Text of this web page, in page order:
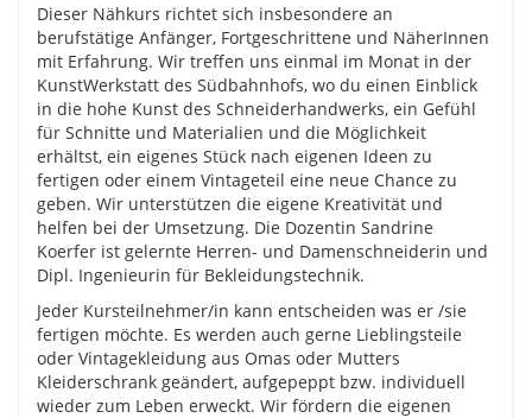
Dieser Nähkurs richtet sich insbesondere an
berufstätige Anfänger, Fortgeschrittene und NäherInnen
mit Erfahrung. Wir treffen uns einmal im Monat in der
KunstWerkstatt des Südbahnhofs, wo du einen Einblick
in die hohe Kunst des Schneiderhandwerks, ein Gefühl
für Schnitte und Materialien und die Möglichkeit
erhältst, ein eigenes Stück nach eigenen Ideen zu
fertigen oder einem Vintageteil eine neue Chance zu
geben. Wir unterstützen die eigene Kreativität und
helfen bei der Umsetzung. Die Dozentin Sandrine
Koerfer ist gelernte Herren- und Damenschneiderin und
Dipl. Ingenieurin für Bekleidungstechnik.
Jeder Kursteilnehmer/in kann entscheiden was er /sie
fertigen möchte. Es werden auch gerne Lieblingsteile
oder Vintagekleidung aus Omas oder Mutters
Kleiderschrank geändert, aufgepeppt bzw. individuell
wieder zum Leben erweckt. Wir fördern die eigenen